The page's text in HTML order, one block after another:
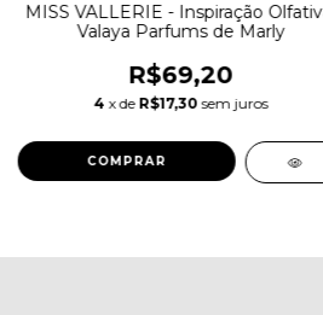
MISS VALLERIE - Inspiração
Valaya Parfums de Marly
R$69,20
4 x de R$17,30 sem juros
COMPRAR